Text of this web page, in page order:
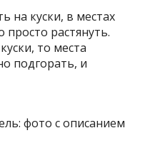
на куски, в местах
просто растянуть.
то места
подгорать, и